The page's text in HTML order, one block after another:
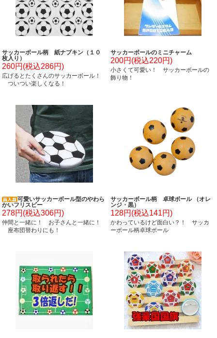
サッカーボール柄 紙ナプキン（１０
枚入り）
260円(税込286円)
広げるとたくさんのサッカーボール！
ついつい楽しくなる！
サッカーボールのミニチャーム
200円(税込220円)
小さくて可愛い！ サッカーボールの
飾り物！
可愛いサッカーボール型のやわら
かいフリスビー
278円(税込306円)
仲間と一緒に！ お子さんと一緒に！
座布団替わりにも！
サッカーボール柄 卓球ボール （オレ
ンジ・黒）
128円(税込141円)
かわっているけど面白い？！ サッカ
ーボール柄卓球ボール